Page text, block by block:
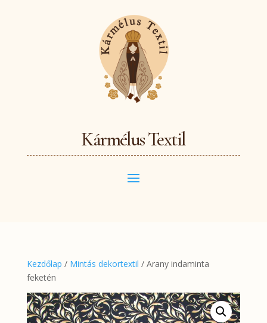
Kármélus Textil
Kezdőlap / Mintás dekortextil / Arany indaminta
feketén